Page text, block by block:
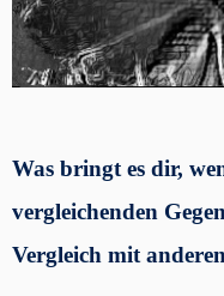
Was bringt es dir,
vergleichenden
Vergleich mit